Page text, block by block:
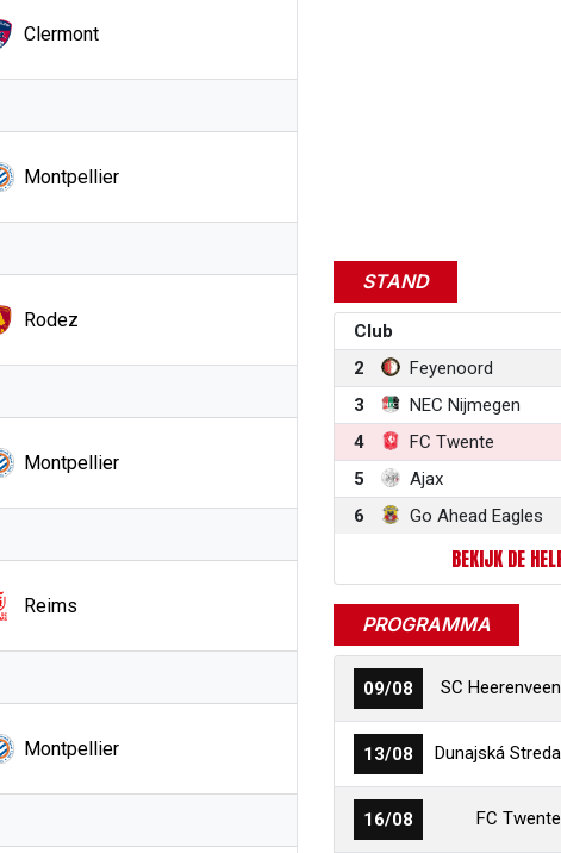
Clermont
Montpellier
Rodez
Montpellier
Reims
Montpellier
STAND
Club
2
Feyenoord
3
NEC Nijmegen
4
FC Twente
5
Ajax
6
Go Ahead Eagles
BEKIJK DE
PROGRAMMA
09/08 SC Heerenveen
13/08 Dunajská Streda
16/08 FC Twente